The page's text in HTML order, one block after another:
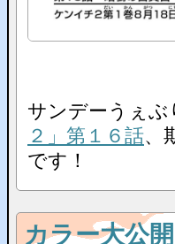
サンデーうぇぶ
２」第１６話、
です！
カラー大公